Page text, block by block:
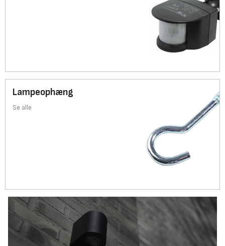
Lampeophæng
Se alle